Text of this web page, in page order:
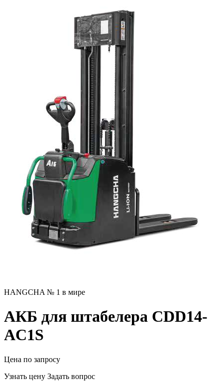
HANGCHA № 1 в мире
АКБ для штабелера CDD14-
AC1S
Цена по запросу
Узнать цену Задать вопрос